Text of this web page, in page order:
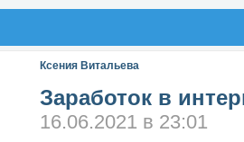
Ксения Витальева
Заработок в
16.06.2021 в 23:01